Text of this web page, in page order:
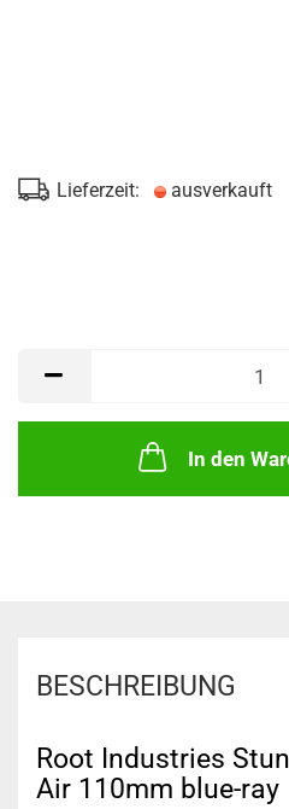
Lieferzeit: ausverkauft
In den
BESCHREIBUNG
Root Industries
Air 110mm blue-ray